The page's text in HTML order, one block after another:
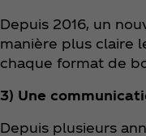
Depuis 2016, un
manière plus claire
chaque format de
3) Une
Depuis plusieurs